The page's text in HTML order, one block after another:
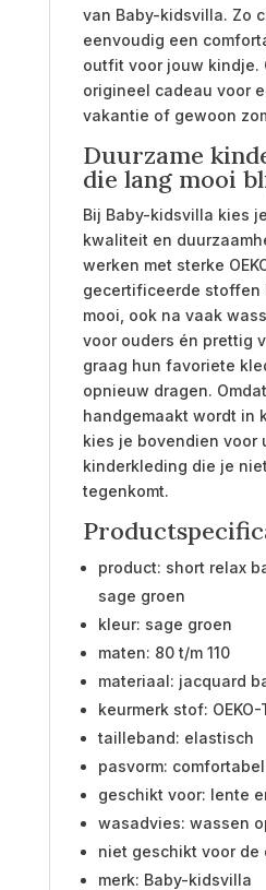
van Baby-kidsvilla. Zo
eenvoudig een
outfit voor jouw kindje.
origineel cadeau voor
vakantie of gewoon
Duurzame
die lang mooi
Bij Baby-kidsvilla kies
kwaliteit en
werken met sterke
gecertificeerde stoffen
mooi, ook na vaak
voor ouders én prettig
graag hun favoriete
opnieuw dragen.
handgemaakt wordt in
kies je bovendien voor
kinderkleding die je
tegenkomt.
product: short relax
sage groen
kleur: sage groen
maten: 80 t/m 110
materiaal: jacquard
keurmerk stof:
tailleband: elastisch
pasvorm:
geschikt voor: lente
wasadvies: wassen
niet geschikt voor de
merk: Baby-kidsvilla